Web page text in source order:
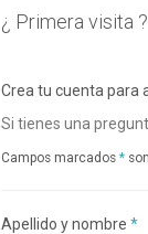
¿ Primera visita ?
Crea tu cuenta para
Si tienes una
Campos marcados *
Apellido y nombre *